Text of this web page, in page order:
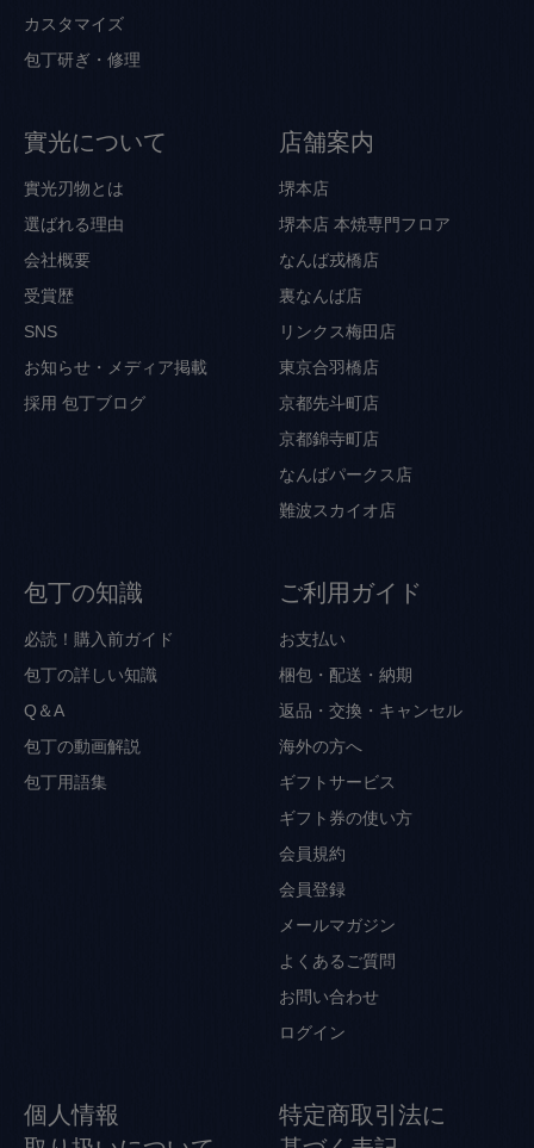
カスタマイズ
包丁研ぎ・修理
實光について
實光刃物とは
選ばれる理由
会社概要
受賞歴
SNS
お知らせ・メディア掲載
採用 包丁ブログ
店舗案内
堺本店
堺本店 本焼専門フロア
なんば戎橋店
裏なんば店
リンクス梅田店
東京合羽橋店
京都先斗町店
京都錦寺町店
なんばパークス店
難波スカイオ店
包丁の知識
必読！購入前ガイド
包丁の詳しい知識
Q＆A
包丁の動画解説
包丁用語集
ご利用ガイド
お支払い
梱包・配送・納期
返品・交換・キャンセル
海外の方へ
ギフトサービス
ギフト券の使い方
会員規約
会員登録
メールマガジン
よくあるご質問
お問い合わせ
ログイン
個人情報
特定商取引法に